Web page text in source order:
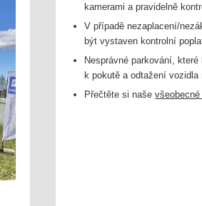
kamerami a pravidelně
V případě nezaplacení/
být vystaven kontrolní
Nesprávné parkování,
k pokutě a odtažení vozidla
Přečtěte si naše